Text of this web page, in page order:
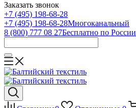
Заказать звонок
+7 (495) 198-68-28
+7 (495) 198-68-28Многоканальный
8 (800) 777 08 27Бесплатно по России